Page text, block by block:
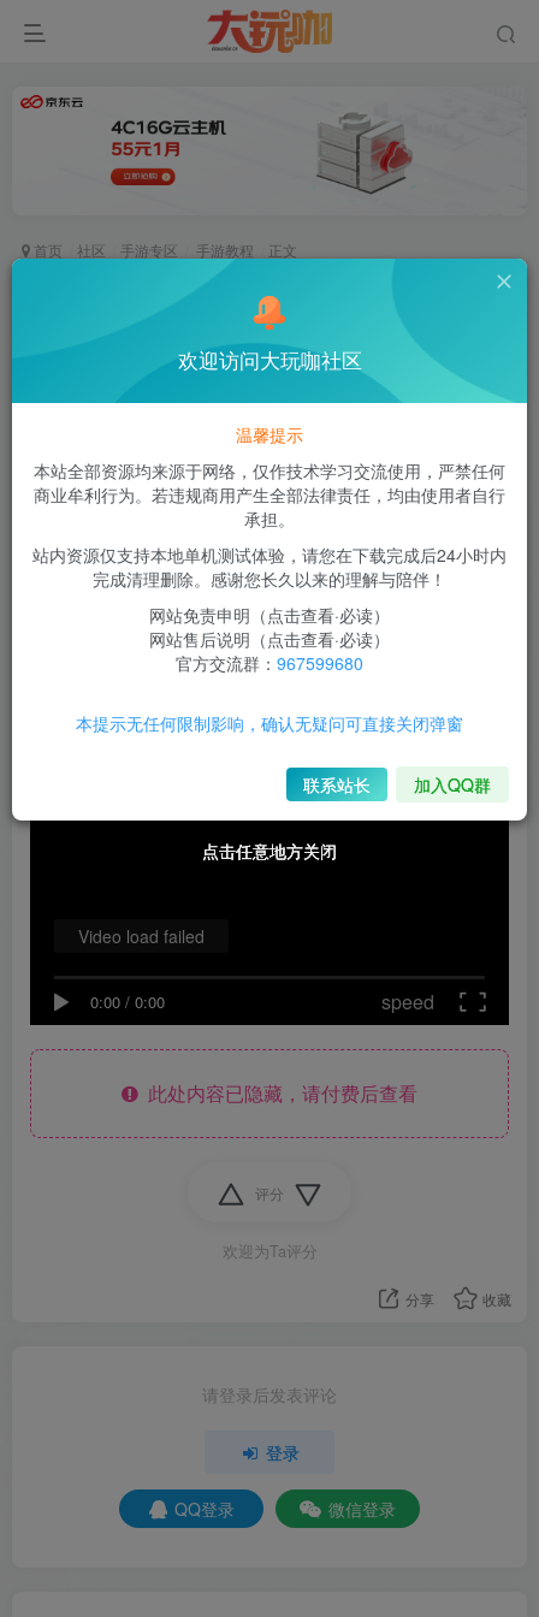
首页 社区 手游专区 手游教程 正文
2024.5.16更新五六周年宠物五法人物秒10教程
286次阅读
付费阅读
已售 2
￥150
100 100
登录购买
此内容为付费阅读，请付费后查看
0:00 / 0:00 speed
Video load failed
此处内容已隐藏，请付费后查看
评分
欢迎为Ta评分
分享 收藏
请登录后发表评论
登录
QQ登录 微信登录
点击任意地方关闭
点击任意地方关闭
点击任意地方关闭
欢迎访问大玩咖社区
温馨提示
本站全部资源均来源于网络，仅作技术学习交流使用，严禁任何
商业牟利行为。若违规商用产生全部法律责任，均由使用者自行
承担。
站内资源仅支持本地单机测试体验，请您在下载完成后24小时内
完成清理删除。感谢您长久以来的理解与陪伴！
网站免责申明（点击查看·必读）
网站售后说明（点击查看·必读）
官方交流群： 967599680
本提示无任何限制影响，确认无疑问可直接关闭弹窗
联系站长 加入QQ群